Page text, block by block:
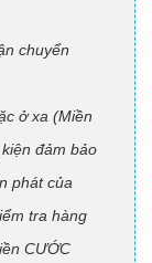
chuyển
ở xa (Miền
đảm bảo
phát của
tra hàng
CƯỚC